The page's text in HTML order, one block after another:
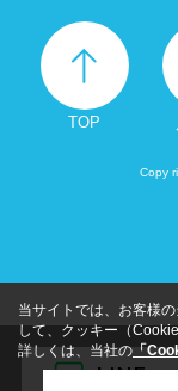
TOP
Copy
当サイトでは、お客様
して、クッキー（
詳しくは、当社の 「